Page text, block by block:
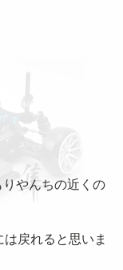
やんちの近くの
戻れると思いま